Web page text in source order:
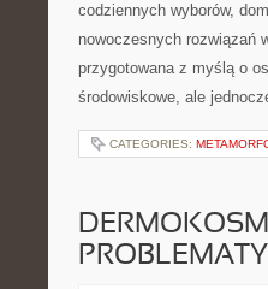
codziennych wyborów,
nowoczesnych rozwiązań
przygotowana z myślą o
środowiskowe, ale
CATEGORIES: